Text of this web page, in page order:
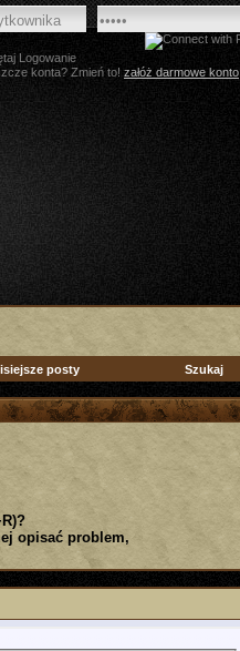
Logowanie
konta? Zmień to! załóż darmowe konto
posty Szukaj
opisać problem,